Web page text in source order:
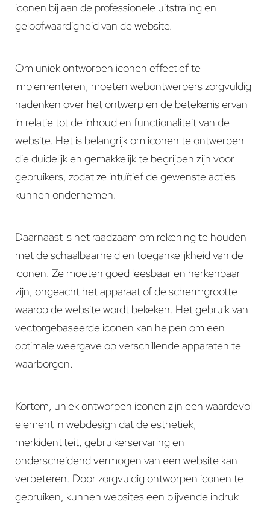
iconen bij aan de professionele uitstraling en
geloofwaardigheid van de website.
Om uniek ontworpen iconen effectief te
implementeren, moeten webontwerpers zorgvuldig
nadenken over het ontwerp en de betekenis ervan
in relatie tot de inhoud en functionaliteit van de
website. Het is belangrijk om iconen te ontwerpen
die duidelijk en gemakkelijk te begrijpen zijn voor
gebruikers, zodat ze intuïtief de gewenste acties
kunnen ondernemen.
Daarnaast is het raadzaam om rekening te houden
met de schaalbaarheid en toegankelijkheid van de
iconen. Ze moeten goed leesbaar en herkenbaar
zijn, ongeacht het apparaat of de schermgrootte
waarop de website wordt bekeken. Het gebruik van
vectorgebaseerde iconen kan helpen om een
optimale weergave op verschillende apparaten te
waarborgen.
Kortom, uniek ontworpen iconen zijn een waardevol
element in webdesign dat de esthetiek,
merkidentiteit, gebruikerservaring en
onderscheidend vermogen van een website kan
verbeteren. Door zorgvuldig ontworpen iconen te
gebruiken, kunnen websites een blijvende indruk